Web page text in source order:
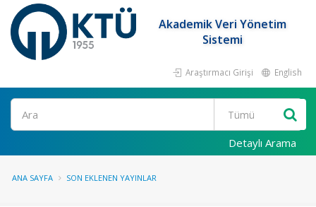
Akademik Veri Yönetim
Sistemi
Araştırmacı Girişi English
Ara
Detaylı Arama
ANA SAYFA SON EKLENEN YAYINLAR